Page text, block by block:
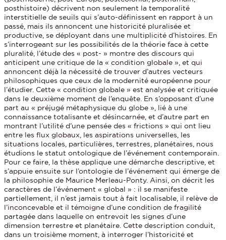
posthistoire) décrivent non seulement la temporalité
interstitielle de seuils qui s’auto-définissent en rapport à un
passé, mais ils annoncent une historicité pluralisée et
productive, se déployant dans une multiplicité d’histoires. En
s’interrogeant sur les possibilités de la théorie face à cette
pluralité, l’étude des « post- » montre des discours qui
anticipent une critique de la « condition globale », et qui
annoncent déjà la nécessité de trouver d’autres vecteurs
philosophiques que ceux de la modernité européenne pour
l’étudier. Cette « condition globale » est analysée et critiquée
dans le deuxième moment de l’enquête. En s’opposant d’une
part au « préjugé métaphysique du globe », lié à une
connaissance totalisante et désincarnée, et d’autre part en
montrant l’utilité d’une pensée des « frictions » qui ont lieu
entre les flux globaux, les aspirations universelles, les
situations locales, particulières, terrestres, planétaires, nous
étudions le statut ontologique de l’événement contemporain.
Pour ce faire, la thèse applique une démarche descriptive, et
s’appuie ensuite sur l’ontologie de l’événement qui émerge de
la philosophie de Maurice Merleau-Ponty. Ainsi, on décrit les
caractères de l’événement « global » : il se manifeste
partiellement, il n’est jamais tout à fait localisable, il relève de
l’inconcevable et il témoigne d’une condition de fragilité
partagée dans laquelle on entrevoit les signes d’une
dimension terrestre et planétaire. Cette description conduit,
dans un troisième moment, à interroger l’historicité et